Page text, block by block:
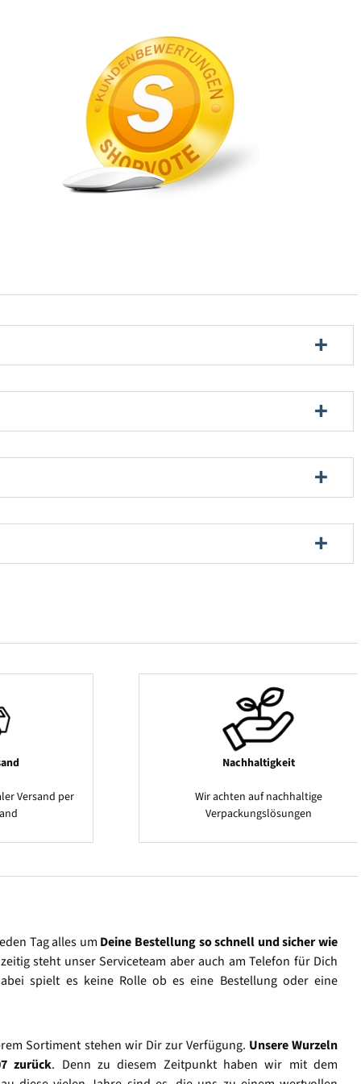
Versand per
Nachhaltigkeit
Wir achten auf nachhaltige
Verpackungslösungen
Tag alles um Deine Bestellung so schnell und sicher wie
steht unser Serviceteam aber auch am Telefon für Dich
spielt es keine Rolle ob es eine Bestellung oder eine
Sortiment stehen wir Dir zur Verfügung. Unsere Wurzeln
zurück. Denn zu diesem Zeitpunkt haben wir mit dem